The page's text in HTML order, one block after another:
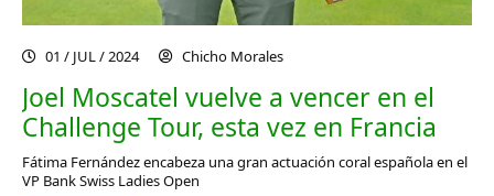
01 / JUL / 2024 Chicho Morales
Joel Moscatel vuelve a vencer en el
Challenge Tour, esta vez en Francia
Fátima Fernández encabeza una gran actuación coral española en el
VP Bank Swiss Ladies Open